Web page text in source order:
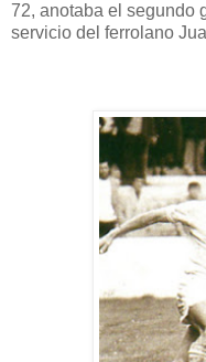
72, anotaba el segundo
servicio del ferrolano